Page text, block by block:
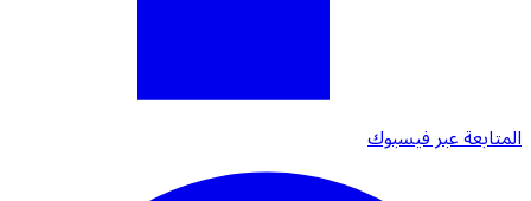
المتابعة عبر فيسبوك